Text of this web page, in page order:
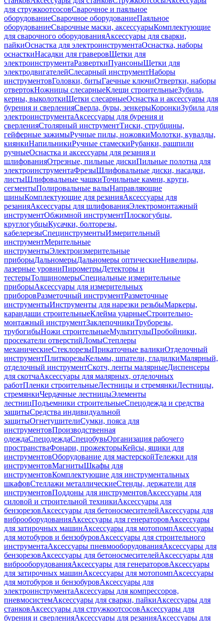
для стружкоотсосовСварочное и паяльное
оборудованиеСварочное оборудованиеПаяльное
оборудованиеСварочные маски, аксессуарыКомплектующие
для сварочного оборудованияАксессуары для сварки,
пайкиОснастка для электроинструментаОснастка, наборы
оснасткиНасадки для граверовЩетки для
электроинструментаРазверткиПуансоныЩетки для
электродвигателейСлесарный инструментНаборы
инструментовГоловки, битыГаечные ключиОтвертки, наборы
отвертокНожницы слесарныеКлещи строительныеЗубила,
керны, выколоткиЩетки слесарныеОснастка и аксессуары для
бурения и сверленияСверла, буры, зенкерыКоронкиЗубила для
электроинструментаАксессуары для бурения и
сверленияСтолярный инструментТиски, струбцины,
гейферные зажимыРучные пилы, ножовкиМолотки, кувалды,
киянкиНапильникиРучные стамескиРубанки, рашпили
ручныеОснастка и аксессуары для резания и
шлифованияОтрезные, пильные дискиПильные полотна для
электроинструментаФрезыШлифовальные диски, насадки,
листыШлифовальные чашкиТочильные камни, круги,
сегментыПолировальные валыНаправляющие
шиныКомплектующие для резанияАксессуары для
резанияАксессуары для шлифованияЭлектромонтажный
инструментОбжимной инструментПлоскогубцы,
круглогубцыКусачки, болторезы,
кабелерезыСпецинструментыИзмерительный
инструментМерительные
инструментыЭлектроизмерительные
приборыДальномерыДальномеры оптическиеНивелиры,
лазерные уровниПирометрыДетекторы и
тестерыТолщиномерыСпециальные измерительные
приборыАксессуары для измерительных
приборовРазметочный инструментРазметочные
инструментыИнструменты для нарезки резьбыМаркеры,
карандаши строительныеКлейма ударныеСтроительно-
монтажный инструментЗаклепочникиТруборезы,
трубогибыНожи строительныеМультитулыПробойники,
просекатели отверстийЛомыСтеплеры
механическиеСтеклорезыПрикаточные валикиОтделочный
инструментПлиткорезыКельмы, шпатели, гладилкиМалярный,
отделочный инструментСкотч, ленты малярныеДиспенсеры
для скотчаАксессуары для малярных, отделочных
работПленки строительныеЛестницы и стремянкиЛестницы,
стремянкиЧердачные лестницыЭлементы
лестницПодъемники строительныеСпецодежда и средства
защитыСредства индивидуальной
защитыОгнетушителиСумки, пояса для
инструментовПроизводственная
одеждаСпецодеждаСпецобувьОрганизация рабочего
пространстваФонари, прожекторыКейсы, ящики для
инструментовОборудование для мастерскойТележки для
инструментовМагнитыШкафы для
инструментовКомплектующие для инструментальных
шкафовСтеллажи металлическиеСтенды, держатели для
инструментовПоддоны для инструментовАксессуары для
силовой и строительной техникиАксессуары для
бензорезовАксессуары для бетоносмесителейАксессуары для
виброоборудованияАксессуары для генераторовАксессуары
для затирочных машинАксессуары для мотопомпАксессуары
для мотобуров и бензобуровАксессуары для строительного
инструментаАксессуары пневмооборудованияАксессуары для
бензорезовАксессуары для бетоносмесителейАксессуары для
виброоборудованияАксессуары для генераторовАксессуары
для затирочных машинАксессуары для мотопомпАксессуары
для мотобуров и бензобуровАксессуары для
электроинструментаАксессуары для компрессоров,
пневмосистемАксессуары для сварки, пайкиАксессуары для
станковАксессуары для стружкоотсосовАксессуары для
бурения и сверленияАксессуары для резанияАксессуары для